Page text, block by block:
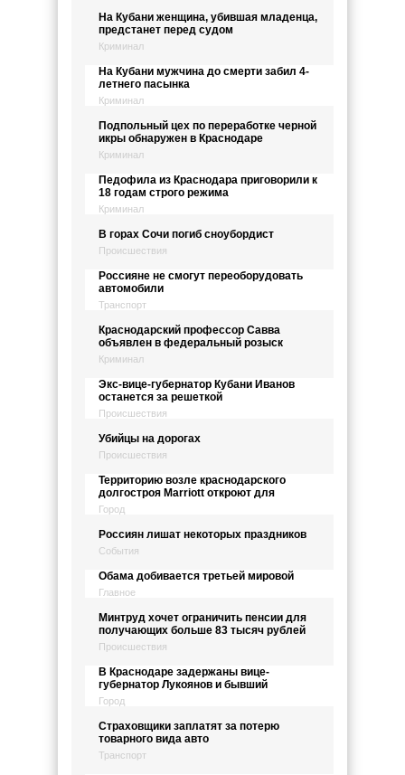
На Кубани женщина, убившая младенца,
предстанет перед судом
Криминал
На Кубани мужчина до смерти забил 4-
летнего пасынка
Криминал
Подпольный цех по переработке черной
икры обнаружен в Краснодаре
Криминал
Педофила из Краснодара приговорили к
18 годам строго режима
Криминал
В горах Сочи погиб сноубордист
Происшествия
Россияне не смогут переоборудовать
автомобили
Транспорт
Краснодарский профессор Савва
объявлен в федеральный розыск
Криминал
Экс-вице-губернатор Кубани Иванов
останется за решеткой
Происшествия
Убийцы на дорогах
Происшествия
Территорию возле краснодарского
долгостроя Marriott откроют для
Город
Россиян лишат некоторых праздников
События
Обама добивается третьей мировой
Главное
Минтруд хочет ограничить пенсии для
получающих больше 83 тысяч рублей
Происшествия
В Краснодаре задержаны вице-
губернатор Лукоянов и бывший
Город
Страховщики заплатят за потерю
товарного вида авто
Транспорт